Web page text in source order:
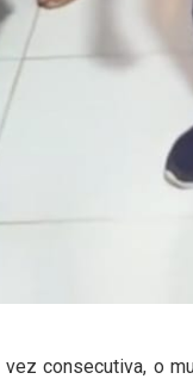
consecutiva, o